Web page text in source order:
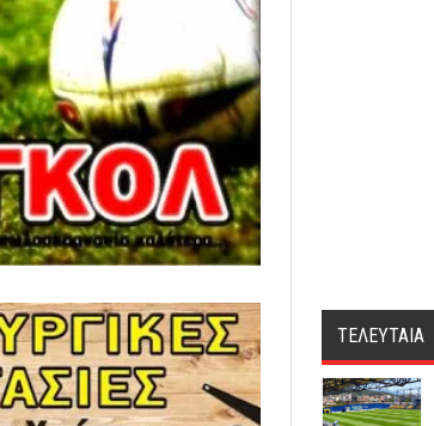
ΤΕΛΕΥΤΑΙΑ